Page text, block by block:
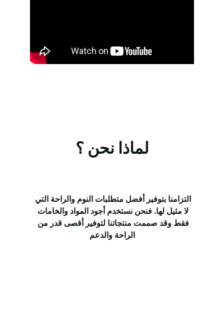
لماذا نحن ؟
التزامنا بتوفير أفضل متطلبات النوم والراحة التي
لا مثيل لها. فنحن نستخدم أجود المواد والخامات
فقط وقد صممت منتجاتنا لتوفير أقصى قدر من
الراحة والدعم